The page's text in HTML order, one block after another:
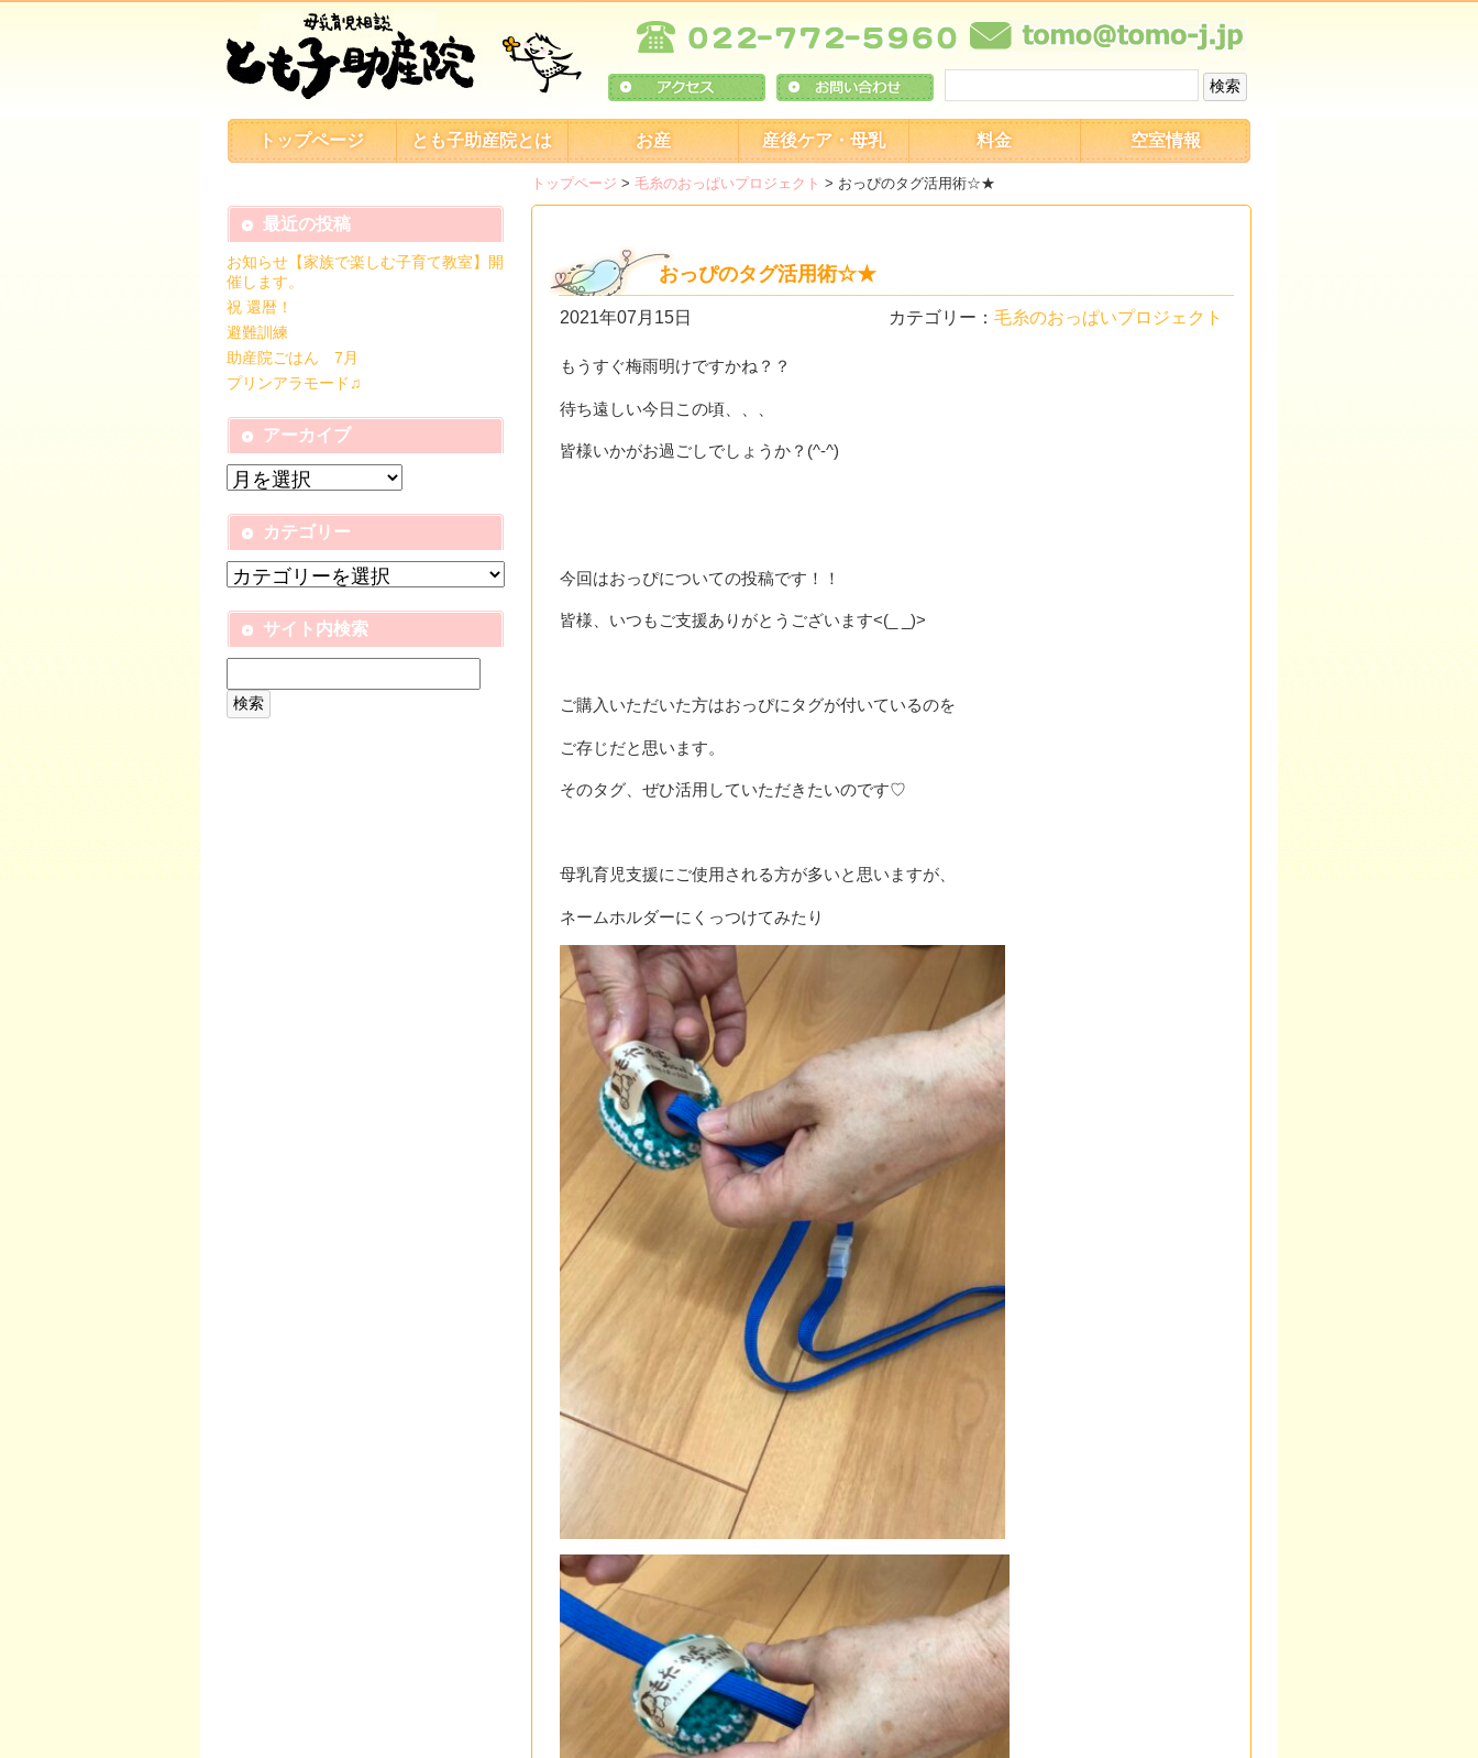
トップページ とも子助産院とは お産 産後ケア・母乳 料金 空室情報
トップページ > 毛糸のおっぱいプロジェクト > おっぴのタグ活用術☆★
おっぴのタグ活用術☆★
2021年07月15日 カテゴリー： 毛糸のおっぱいプロジェクト
もうすぐ梅雨明けですかね？？
待ち遠しい今日この頃、、、
皆様いかがお過ごしでしょうか？(^-^)
今回はおっぴについての投稿です！！
皆様、いつもご支援ありがとうございます<(_ _)>
ご購入いただいた方はおっぴにタグが付いているのを
ご存じだと思います。
そのタグ、ぜひ活用していただきたいのです♡
母乳育児支援にご使用される方が多いと思いますが、
ネームホルダーにくっつけてみたり
最近の投稿
お知らせ【家族で楽しむ子育て教室】開
催します。
祝 還暦！
避難訓練
助産院ごはん 7月
プリンアラモード♫
アーカイブ
カテゴリー
サイト内検索